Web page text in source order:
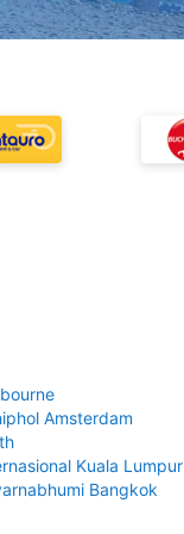
Amsterdam
Kuala Lumpur
Bangkok